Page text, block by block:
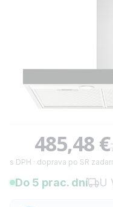
485,48 €
s DPH · doprava po SR
Do 5 prac. dní U